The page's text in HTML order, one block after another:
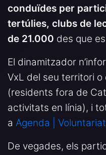
conduïdes per
tertúlies, clubs de
de 21.000 des que
El dinamitzador
VxL del seu territori o
(residents fora de
activitats en línia), i
a Agenda |
De vegades, els